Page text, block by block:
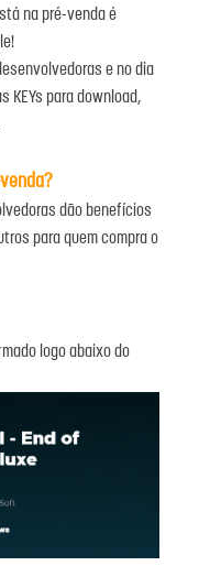
na pré-venda é
e no dia
KEYs para download,
dão benefícios
para quem compra o
logo abaixo do